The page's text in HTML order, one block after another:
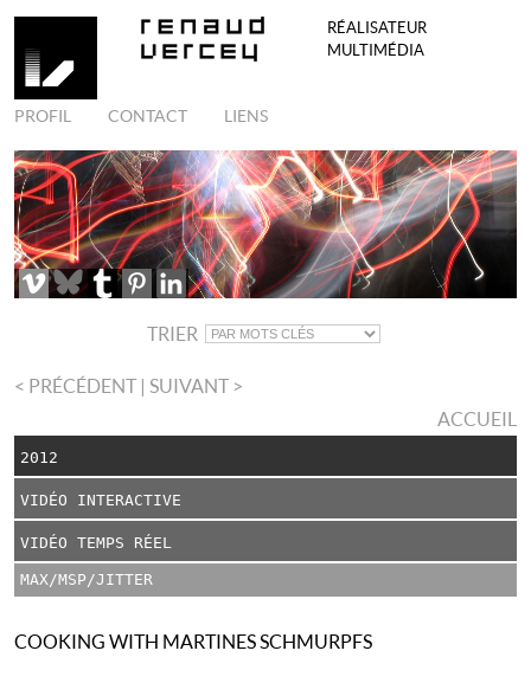
RÉALISATEUR
MULTIMÉDIA
PROFIL CONTACT LIENS
TRIER
< PRÉCÉDENT | SUIVANT >
ACCUEIL
2012
VIDÉO INTERACTIVE
VIDÉO TEMPS RÉEL
MAX/MSP/JITTER
COOKING WITH MARTINES SCHMURPFS